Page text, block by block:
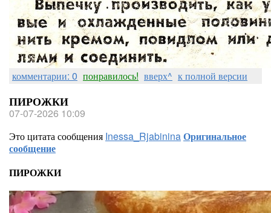
комментарии: 0 понравилось! вверх^ к полной версии
ПИРОЖКИ
07-07-2026 10:09
Это цитата сообщения Inessa_RjabininaОригинальное
сообщение
ПИРОЖКИ